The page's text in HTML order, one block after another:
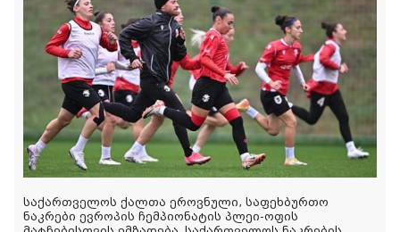
საქართველოს ქალთა ეროვნული, საფეხბურთო
ნაკრები ევროპის ჩემპიონატის პლეი-ოფის